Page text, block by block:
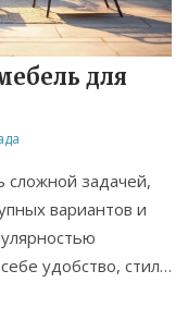
для
задачей,
вариантов и
удобство, стиль
Отметим, что